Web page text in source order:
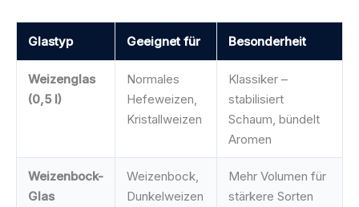
Glastyp Geeignet für Besonderheit
Weizenglas
(0,5 l)
Normales
Hefeweizen,
Kristallweizen
Klassiker –
stabilisiert
Schaum, bündelt
Aromen
Weizenbock-
Glas
Weizenbock,
Dunkelweizen
Mehr Volumen für
stärkere Sorten